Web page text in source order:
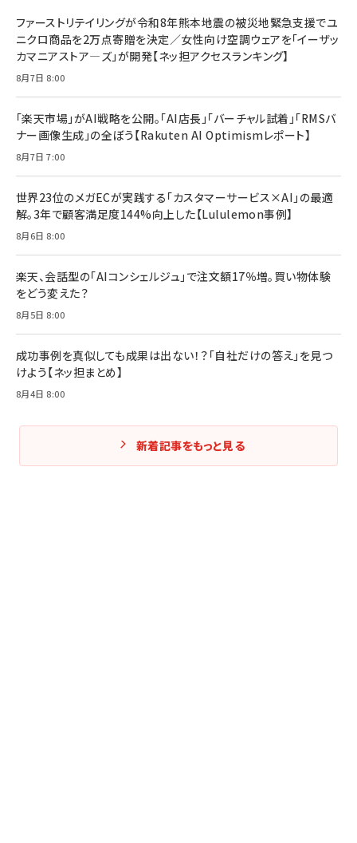
￥1,815
マーケティングの真実 P&G・グリコで学んだ失敗
￥2,200
anan(アンアン)2026/07/08号 No.2502[2026
年後半、あなたの恋と運命／山田涼介]
￥880
ママ投資家が育休中に１億貯めた株式投資
￥1,870
￥1,980
￥2,750
フィードバック経営 「沈黙の組織」から「高め合う
Amazonランキングをもっと見る
ファーストリテイリングが令和8年熊本地震の被災地緊急支援でユ
ニクロ商品を2万点寄贈を決定／女性向け空調ウェアを「イーザッ
カマニアストア―ズ」が開発【ネッ担アクセスランキング】
8月7日 8:00
「楽天市場」がAI戦略を公開。「AI店長」「バーチャル試着」「RMSバ
ナー画像生成」の全ぼう【Rakuten AI Optimismレポート】
8月7日 7:00
世界23位のメガECが実践する「カスタマーサービス×AI」の最適
解。3年で顧客満足度144%向上した【Lululemon事例】
8月6日 8:00
楽天、会話型の「AIコンシェルジュ」で注文額17％増。買い物体験
をどう変えた？
8月5日 8:00
成功事例を真似しても成果は出ない！？「自社だけの答え」を見つ
けよう【ネッ担まとめ】
8月4日 8:00
新着記事をもっと見る